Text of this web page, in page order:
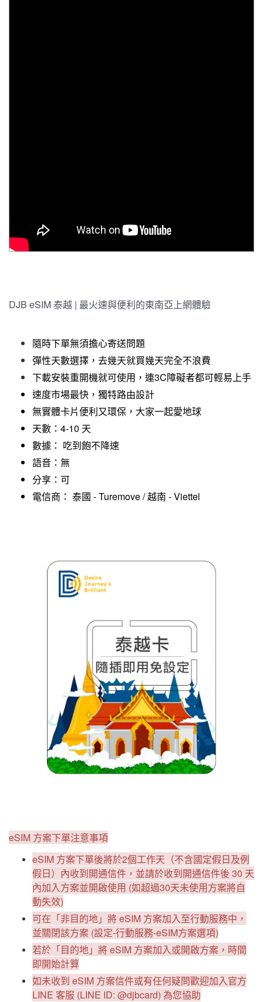
DJB eSIM 泰越 | 最火速與便利的東南亞上網體驗
隨時下單無須擔心寄送問題
彈性天數選擇，去幾天就買幾天完全不浪費
下載安裝重開機就可使用，連3C障礙者都可輕易上手
速度市場最快，獨特路由設計
無實體卡片便利又環保，大家一起愛地球​
天數：4-10 天
​數據： 吃到飽不降速
語音：無
分享：可
電信商： 泰國 - Turemove / 越南 - Viettel
eSIM 方案下單注意事項
eSIM 方案下單後將於2個工作天（不含國定假日及例
假日）內收到開通信件，並請於收到開通信件後 30 天
內加入方案並開啟使用 (如超過30天未使用方案將自
動失效)
可在「非目的地」將 eSIM 方案加入至行動服務中，
並關閉該方案 (設定-行動服務-eSIM方案選項)
若於「目的地」將 eSIM 方案加入或開啟方案，時間
即開始計算
如未收到 eSIM 方案信件或有任何疑問歡迎加入官方
LINE 客服 (LINE ID: @djbcard) 為您協助